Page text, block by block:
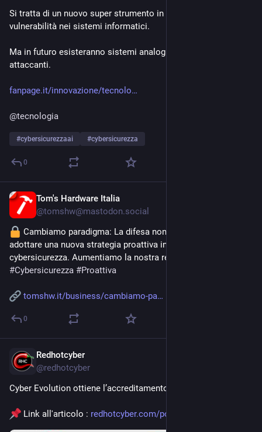
Si tratta di un nuovo super strumento in grado di rilevare
vulnerabilità nei sistemi informatici.
Ma in futuro esisteranno sistemi analoghi in mano agli hacker
attaccanti.
fanpage.it/innovazione/tecnolo
@tecnologia
#cybersicurezzaai #cybersicurezza
0
Tom's Hardware Italia
@tomshw@mastodon.social
Cambiamo paradigma: La difesa non basta! È tempo di
adottare una nuova strategia proattiva in materia di
#Cybersicurezza #Proattiva
tomshw.it/business/cambiamo-pa
0
Redhotcyber
@redhotcyber
Cyber Evolution ottiene l’accreditamento ACN QC1 per LECS
Link all'articolo : redhotcyber.com/post/cyber-evo